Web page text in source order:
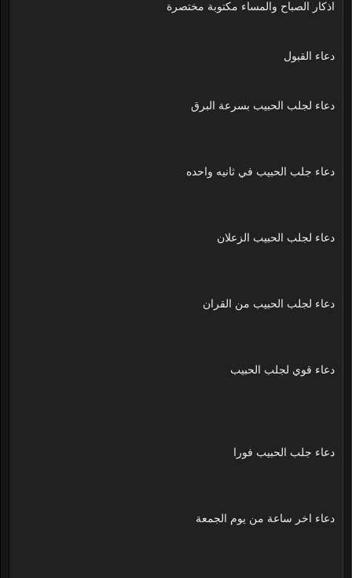
اذكار الصباح والمساء مكتوبة مختصرة
دعاء القبول
دعاء لجلب الحبيب بسرعة البرق
دعاء جلب الحبيب في ثانيه واحده
دعاء لجلب الحبيب الزعلان
دعاء لجلب الحبيب من القران
دعاء قوي لجلب الحبيب
دعاء جلب الحبيب فورا
دعاء اخر ساعة من يوم الجمعة